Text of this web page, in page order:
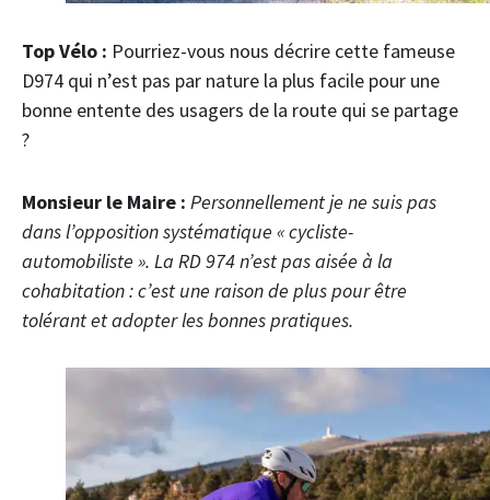
Top Vélo : Pourriez-vous nous décrire cette fameuse
D974 qui n’est pas par nature la plus facile pour une
bonne entente des usagers de la route qui se partage
?
Monsieur le Maire : Personnellement je ne suis pas
dans l’opposition systématique « cycliste-
automobiliste ». La RD 974 n’est pas aisée à la
cohabitation : c’est une raison de plus pour être
tolérant et adopter les bonnes pratiques.